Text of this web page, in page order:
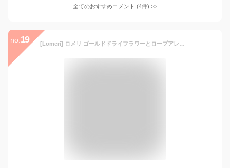
全てのおすすめコメント (4件) >
no. 19 [Lomeri] ロメリ ゴールドドライフラワーとロープアレンジ髪飾り (白ゴールド) G10